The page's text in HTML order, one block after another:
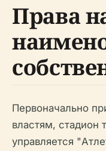
Права
Первоначально
властям, стадион
управляется